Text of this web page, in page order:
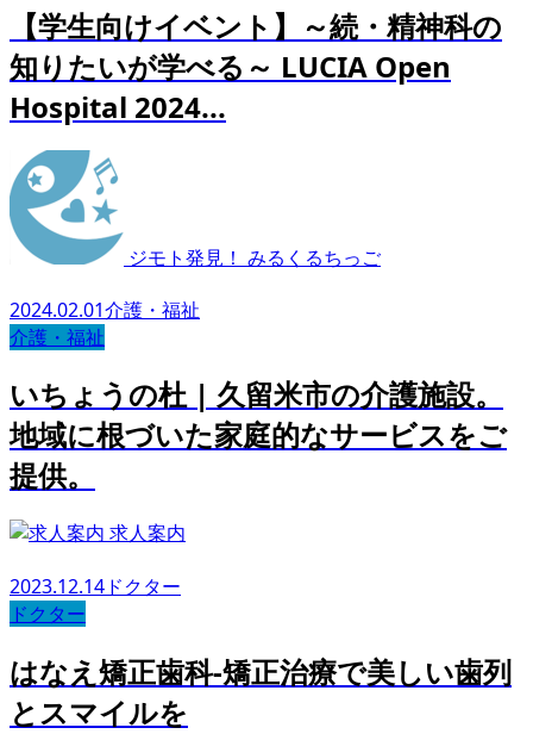
【学生向けイベント】～続・精神科の
知りたいが学べる～ LUCIA Open
Hospital 2024...
ジモト発見！ みるくるちっご
2024.02.01介護・福祉
介護・福祉
いちょうの杜 | 久留米市の介護施設。
地域に根づいた家庭的なサービスをご
提供。
求人案内
2023.12.14 ドクター
ドクター
はなえ矯正歯科-矯正治療で美しい歯列
とスマイルを